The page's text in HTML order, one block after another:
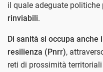
il quale adeguate politiche
rinviabili.
Di sanità si occupa
resilienza (Pnrr),
reti di prossimità